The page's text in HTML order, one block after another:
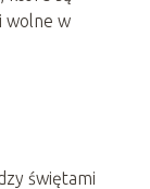
wolne w
świętami